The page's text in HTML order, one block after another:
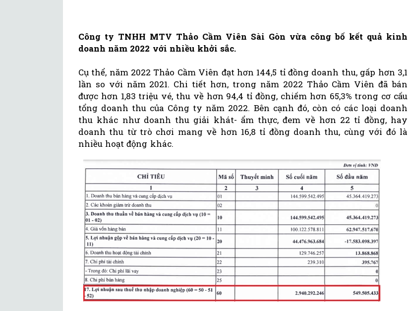
Công ty TNHH MTV Thảo Cầm Viên Sài Gòn vừa công bố kết quả kinh
doanh năm 2022 với nhiều khởi sắc.
Cụ thể, năm 2022 Thảo Cầm Viên đạt hơn 144,5 tỉ đồng doanh thu, gấp hơn 3,1
lần so với năm 2021. Chi tiết hơn, trong năm 2022 Thảo Cầm Viên đã bán
được hơn 1,83 triệu vé, thu về hơn 94,4 tỉ đồng, chiếm hơn 65,3% trong cơ cấu
tổng doanh thu của Công ty năm 2022. Bên cạnh đó, còn có các loại doanh
thu khác như doanh thu giải khát- ẩm thực, đem về hơn 22 tỉ đồng, hay
doanh thu từ trò chơi mang về hơn 16,8 tỉ đồng doanh thu, cùng với đó là
nhiều hoạt động khác.